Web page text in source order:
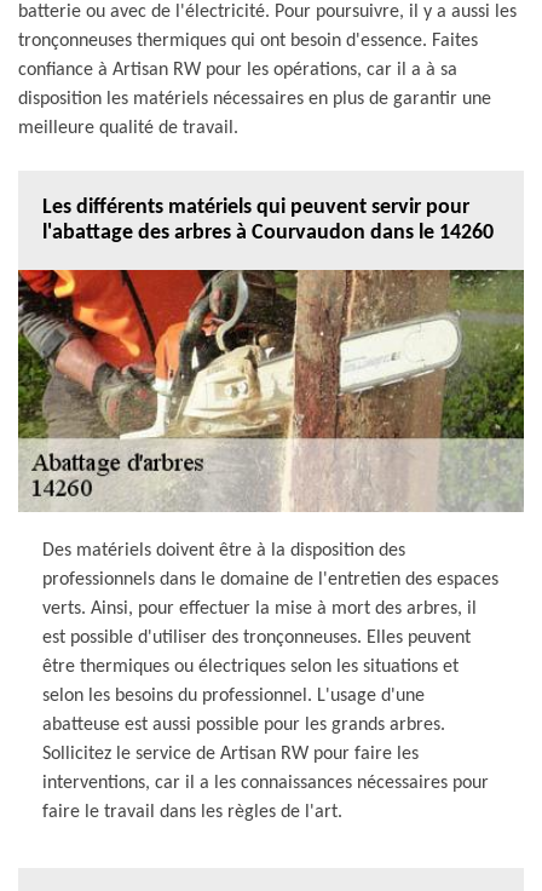
batterie ou avec de l'électricité. Pour poursuivre, il y a aussi les
tronçonneuses thermiques qui ont besoin d'essence. Faites
confiance à Artisan RW pour les opérations, car il a à sa
disposition les matériels nécessaires en plus de garantir une
meilleure qualité de travail.
Les différents matériels qui peuvent servir pour
l'abattage des arbres à Courvaudon dans le 14260
Des matériels doivent être à la disposition des
professionnels dans le domaine de l'entretien des espaces
verts. Ainsi, pour effectuer la mise à mort des arbres, il
est possible d'utiliser des tronçonneuses. Elles peuvent
être thermiques ou électriques selon les situations et
selon les besoins du professionnel. L'usage d'une
abatteuse est aussi possible pour les grands arbres.
Sollicitez le service de Artisan RW pour faire les
interventions, car il a les connaissances nécessaires pour
faire le travail dans les règles de l'art.